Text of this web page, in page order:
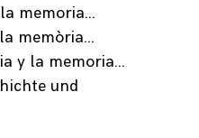
memoria…
memòria…
y la memoria…
und